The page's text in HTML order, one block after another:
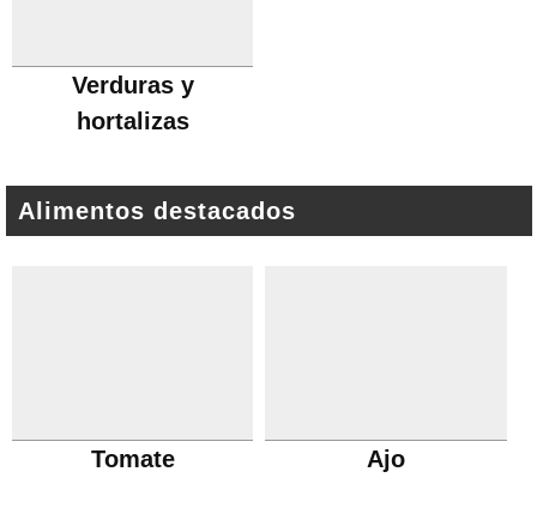
Verduras y
hortalizas
Alimentos destacados
Tomate Ajo